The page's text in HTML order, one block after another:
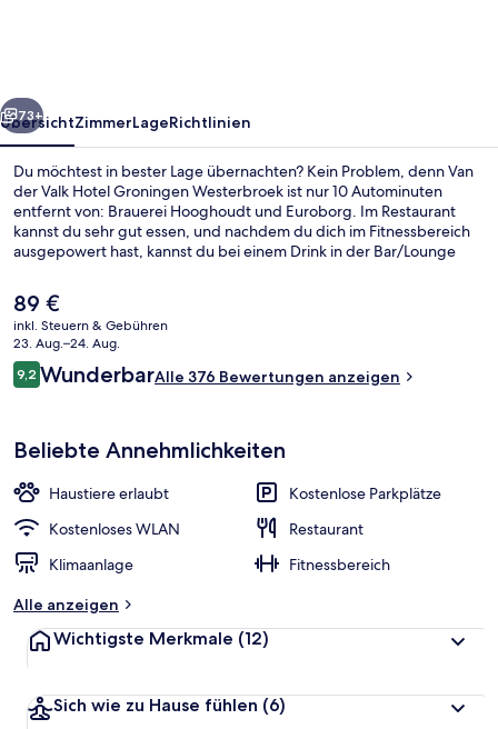
Weiter
73+
ÜbersichtZimmerLageRichtlinien
Du möchtest in bester Lage übernachten? Kein Problem, denn Van
der Valk Hotel Groningen Westerbroek ist nur 10 Autominuten
entfernt von: Brauerei Hooghoudt und Euroborg. Im Restaurant
kannst du sehr gut essen, und nachdem du dich im Fitnessbereich
ausgepowert hast, kannst du bei einem Drink in der Bar/Lounge
Terrasse und einen Garten. Andere Reisende mögen das
hilfsbereite Personal und den allgemeinen Zustand der Unterkunft.
Der
aktuelle
Preis
beträgt
89 €.
89 €
inkl. Steuern & Gebühren
23. Aug.–24. Aug.
Bewertungen
9,29,2 von 10.
WunderbarAlle 376 Bewertungen anzeigen
Beliebte Annehmlichkeiten
Haustiere erlaubt
Kostenlose Parkplätze
Kostenloses WLAN
Restaurant
Klimaanlage
Fitnessbereich
Alle anzeigen
Wichtigste Merkmale (12)
Sich wie zu Hause fühlen (6)